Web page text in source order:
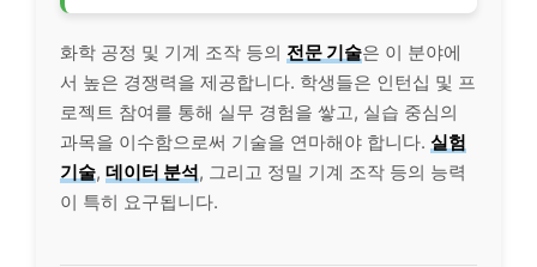
화학 공정 및 기계 조작 등의 전문 기술은 이 분야에
서 높은 경쟁력을 제공합니다. 학생들은 인턴십 및 프
로젝트 참여를 통해 실무 경험을 쌓고, 실습 중심의
과목을 이수함으로써 기술을 연마해야 합니다. 실험
기술, 데이터 분석, 그리고 정밀 기계 조작 등의 능력
이 특히 요구됩니다.